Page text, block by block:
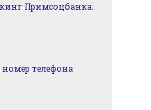
Примсоцбанка:
телефона